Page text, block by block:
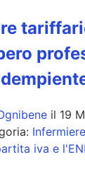
il 19
iva e